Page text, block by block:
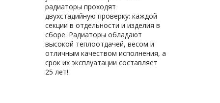
радиаторы проходят
двухстадийную проверку: каждой
секции в отдельности и изделия в
сборе. Радиаторы обладают
высокой теплоотдачей, весом и
отличным качеством исполнения, а
срок их эксплуатации составляет
25 лет!